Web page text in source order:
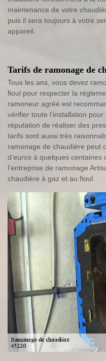
maintenance de votre
puis il sera toujours à votre
appareil.
Tarifs de ramonage de
Tous les ans, vous devez
fioul pour respecter la
ramoneur agréé est
vérifier toute l’installation
réputation de réaliser des
tarifs sont aussi très
ramonage de chaudière peut
d’euros à quelques centaines
l’entreprise de ramonage
chaudière à gaz et au fioul.